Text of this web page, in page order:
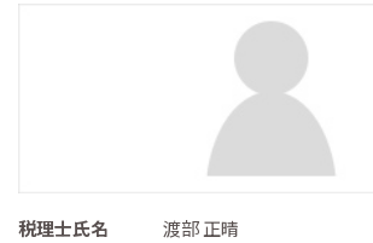
税理士氏名
渡部 正晴